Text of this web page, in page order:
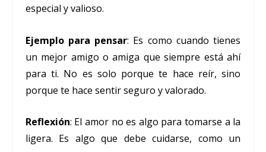
especial y valioso.
Ejemplo para pensar: Es como cuando tienes
un mejor amigo o amiga que siempre está ahí
para ti. No es solo porque te hace reír, sino
porque te hace sentir seguro y valorado.
Reflexión: El amor no es algo para tomarse a la
ligera. Es algo que debe cuidarse, como un